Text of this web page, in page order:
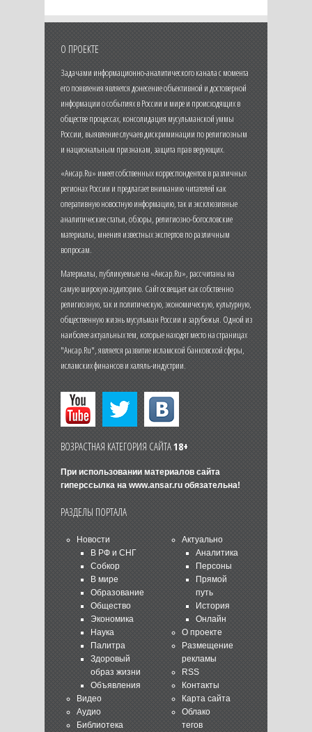
О ПРОЕКТЕ
Задачами информационно-аналитического канала с момента
его появления является донесение объективной и достоверной
информации о событиях в России и мире и происходящих в
обществе процессах, консолидация мусульманской уммы
России, выявление случаев дискриминации по религиозным
и национальным признакам, защита прав верующих.
«Ансар.Ru» имеет собственных корреспондентов в различных
регионах России и предлагает вниманию читателей как
оперативную новостную информацию, так и эксклюзивные
аналитические статьи, обзоры, религиозно-богословские
материалы, мнения известных экспертов по различным
вопросам.
Материалы, публикуемые на «Ансар.Ru», рассчитаны на
самую широкую аудиторию. Сайт освещает как собственно
религиозную, так и политическую, экономическую, культурную,
общественную жизнь мусульман России и зарубежья. Одной из
наиболее актуальных тем, которые находят место на страницах
"Ансар.Ru", является развитие исламской банковской сферы,
исламских финансов и халяль-индустрии.
ВОЗРАСТНАЯ КАТЕГОРИЯ САЙТА18+
При использовании материалов сайта
гиперссылка на www.ansar.ruобязательна!
РАЗДЕЛЫ ПОРТАЛА
Новости
В РФ и СНГ
Собкор
В мире
Образование
Общество
Экономика
Наука
Палитра
Здоровый
образ жизни
Объявления
Видео
Аудио
Библиотека
Актуально
Аналитика
Персоны
Прямой
путь
История
Онлайн
О проекте
Размещение
рекламы
RSS
Контакты
Карта сайта
Облако
тегов